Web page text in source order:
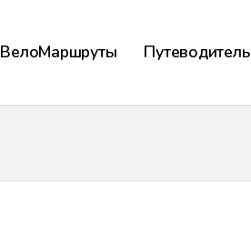
ВелоМаршруты Путеводитель